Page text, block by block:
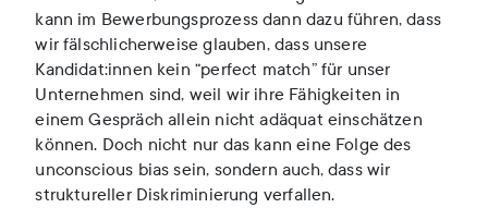
kann im Bewerbungsprozess dann dazu führen, dass
wir fälschlicherweise glauben, dass unsere
Kandidat:innen kein “perfect match” für unser
Unternehmen sind, weil wir ihre Fähigkeiten in
einem Gespräch allein nicht adäquat einschätzen
können. Doch nicht nur das kann eine Folge des
unconscious bias sein, sondern auch, dass wir
struktureller Diskriminierung verfallen.